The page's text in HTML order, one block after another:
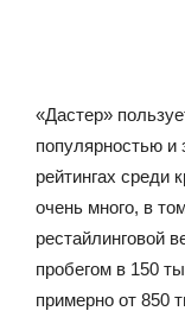
«Дастер»
популярностью и
рейтингах среди
очень много, в
рестайлинговой
пробегом в 150
примерно от 850